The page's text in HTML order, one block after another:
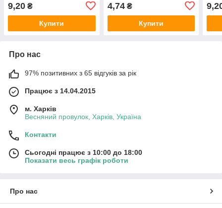
9,20 ₴
Купити
4,74₴
Купити
Про нас
97% позитивних з 65 відгуків за рік
Працює з 14.04.2015
м. Харків
Весняний провулок, Харків, Україна
Контакти
Сьогодні працює з 10:00 до 18:00
Показати весь графік роботи
Про нас